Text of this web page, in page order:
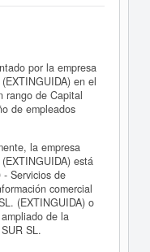
por la empresa
en el
rango de Capital
de empleados
la empresa
está
Servicios de
comercial
(EXTINGUIDA) o
de la
SL.